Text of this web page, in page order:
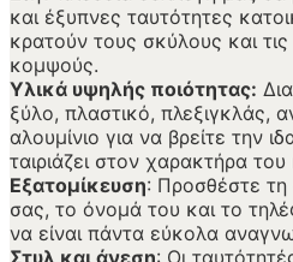
και έξυπνες ταυτότητες
κρατούν τους σκύλους και
κομψούς.
Υλικά υψηλής ποιότητας:
ξύλο, πλαστικό, πλεξιγκλάς,
αλουμίνιο για να βρείτε την
ταιριάζει στον χαρακτήρα του
Εξατομίκευση: Προσθέστε
σας, το όνομά του και το
να είναι πάντα εύκολα
Στυλ και άνεση: Οι